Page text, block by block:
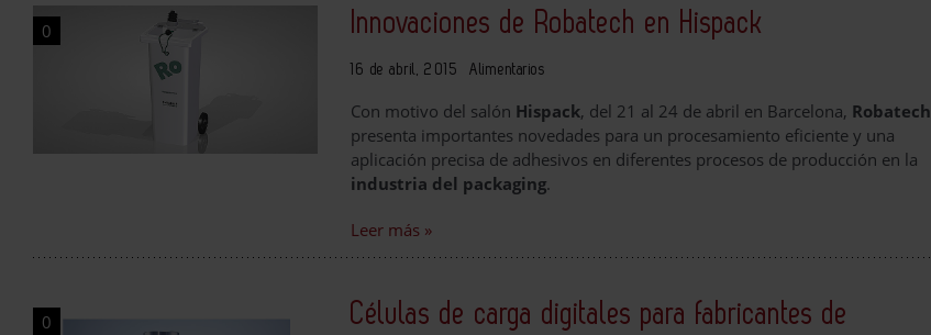
0 Innovaciones de Robatech en Hispack
16 de abril, 2015 Alimentarios
Con motivo del salón Hispack, del 21 al 24 de abril en Barcelona, Robatech
presenta importantes novedades para un procesamiento eficiente y una
aplicación precisa de adhesivos en diferentes procesos de producción en la
industria del packaging.
Leer más »
0
Células de carga digitales para fabricantes de